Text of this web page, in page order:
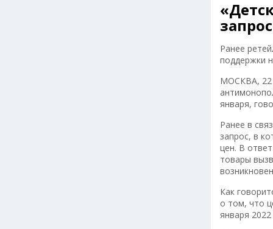
Ранее
поддержки
МОСКВА, 22
января,
Ранее в
запрос, в
цен. В
товары
Как
о том, что
января